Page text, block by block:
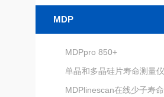
MDP
MDPpro 850+